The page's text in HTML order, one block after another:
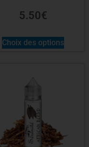
5.50€
Choix des options